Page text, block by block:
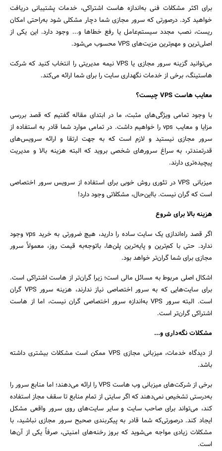
برای اکثر مشکلات فنی به‌اندازه هاست اشتراکی، خدمات پشتیبانی دریافت
خواهید کرد. درصورتی‌ که سرور مجازی شما دچار مشکلی شود به‌راحتی امکان
ریست، نصب مجدد سیستم‌عامل یا رفع خطاها و... وجود دارد. این یکی از
اصلی‌ترین و مهم‌ترین مزیت‌های VPS محسوب می‌شود.
می‌توانید گزینه سرور مجازی یا VPS نیمه مدیریتی را انتخاب کنید که شرکت
هاستینگ، برخی از خدمات نگهداری سایت را برای شما ارائه می‌کند.
معایب هاست VPS چیست؟
با وجود تمامی ویژگی‌های مثبت، ما در ابتدای مقاله گفتیم که قصد بررسی
مزایا و معایب vps را خواهیم داشت. در تمامی موارد شما قادر به استفاده از
سرور مجازی نیستید و لازم است که به جهت ارتقا و ارائه سرویس‌های
قدرتمندتر، به سراغ سرورهای شخصی بروید که البته هزینه بالا و مدیریت
پیچیده‌تری دارند.
میزبانی VPS در تئوری روش خوبی برای استفاده از سرویس سرور اختصاصی
است که گران نیست. بااین‌حال، مشکلاتی وجود دارد!
هزینه بالا برای شروع
اگر قصد راه‌اندازی یک سایت ساده را دارید، هیچ ضرورتی به خرید vps وجود
ندارد. حتی با کم‌ترین و پایه‌ترین پلن‌ها، باتوجه‌به قیمت روز، معمولاً سرور
مجازی برای شما گران‌تر خواهد بود.
اشکال اصلی مربوط به مسائل مالی است؛ زیرا گران‌تر از هاست اشتراکی است.
برای سایت‌هایی که به سرور اختصاصی نیاز ندارند، هزینه سرور VPS گران
است. البته سرور VPS به‌اندازه سرور اختصاصی گران نیست، اما از هاست
اشتراکی گران‌تر است.
مشکلات نگه‌داری و...
از دیدگاه خدمات، میزبانی مجازی VPS ممکن است مشکلات بیشتری داشته
باشد.
برخی از شرکت‌های میزبانی وب هاست VPS را ارائه می‌دهند؛ اما منابع سرور را
به‌درستی تشخیص نمی‌دهند که اگر سایتی از تمام منابع تا سقف مجاز استفاده
کند، می‌تواند برای صاحب سایت و سایر سایت‌های روی سرور واقعی مشکل
ایجاد کند. درصورتی‌که شما قادر به پیکربندی صحیح سرور مجازی نباشید، با
مشکلات زیادی مواجه می‌شوید که بروز رخنه‌های امنیتی، صرفاً یکی از آن‌ها
است.